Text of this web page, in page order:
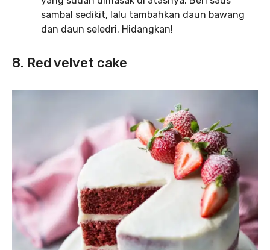
sambal sedikit, lalu tambahkan daun bawang
dan daun seledri. Hidangkan!
8. Red velvet cake